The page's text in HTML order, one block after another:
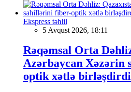
Ekspress təhlil
5 Avqust 2026, 18:11
Rəqəmsal Orta
Azərbaycan
optik xətlə birləşdirdi